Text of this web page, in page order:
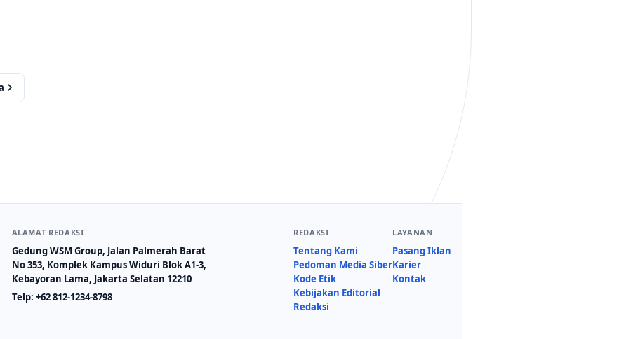
ALAMAT REDAKSI
Gedung WSM Group, Jalan Palmerah Barat
No 353, Komplek Kampus Widuri Blok A1-3,
Kebayoran Lama, Jakarta Selatan 12210
Telp: +62 812-1234-8798
REDAKSI
Tentang Kami
Pedoman Media Siber
Kode Etik
Kebijakan Editorial
Redaksi
LAYANAN
Pasang Iklan
Karier
Kontak